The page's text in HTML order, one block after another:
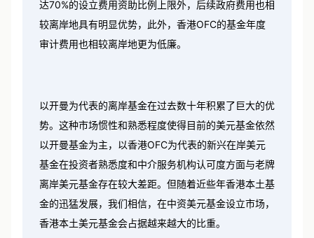
达70%的设立费用资助比例上限外，后续政府费用也相
较离岸地具有明显优势，此外，香港OFC的基金年度
审计费用也相较离岸地更为低廉。
以开曼为代表的离岸基金在过去数十年积累了巨大的优
势。这种市场惯性和熟悉程度使得目前的美元基金依然
以开曼基金为主，以香港OFC为代表的新兴在岸美元
基金在投资者熟悉度和中介服务机构认可度方面与老牌
离岸美元基金存在较大差距。但随着近些年香港本土基
金的迅猛发展，我们相信，在中资美元基金设立市场，
香港本土美元基金会占据越来越大的比重。